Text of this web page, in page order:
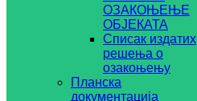
ОЗАКОЊЕЊЕ
ОБЈЕКАТА
Списак издатих
решења о
озакоњењу
Планска
документација